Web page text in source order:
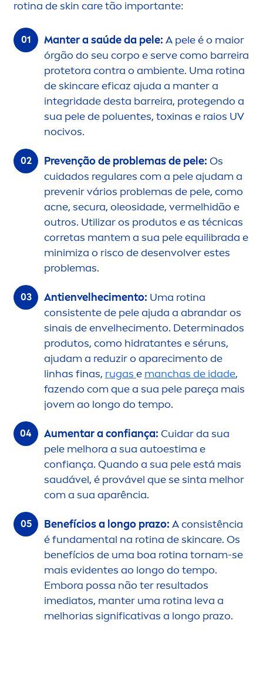
rotina deskin caretão importante:
Manter a saúde da pele: A pele é o maior
órgão do seu corpo e serve como barreira
protetora contra o ambiente. Uma rotina
deskincareeficaz ajuda a manter a
integridade desta barreira, protegendo a
sua pele de poluentes, toxinas e raios UV
nocivos.
Prevenção de problemas de pele: Os
cuidados regulares com a pele ajudam a
prevenir vários problemas de pele, como
acne, secura, oleosidade, vermelhidão e
outros. Utilizar os produtos e as técnicas
corretas mantem a sua pele equilibrada e
minimiza o risco de desenvolver estes
problemas.
Antienvelhecimento: Uma rotina
consistente de pele ajuda a abrandar os
sinais de envelhecimento. Determinados
produtos, como hidratantes e séruns,
ajudam a reduzir o aparecimento de
linhas finas, rugas e manchas de idade,
fazendo com que a sua pele pareça mais
jovem ao longo do tempo.
Aumentar a confiança: Cuidar da sua
pele melhora a sua autoestima e
confiança. Quando a sua pele está mais
saudável, é provável que se sinta melhor
com a sua aparência.
Benefícios a longo prazo: A consistência
é fundamental na rotina deskincare. Os
benefícios de uma boa rotina tornam-se
mais evidentes ao longo do tempo.
Embora possa não ter resultados
imediatos, manter uma rotina leva a
melhorias significativas a longo prazo.